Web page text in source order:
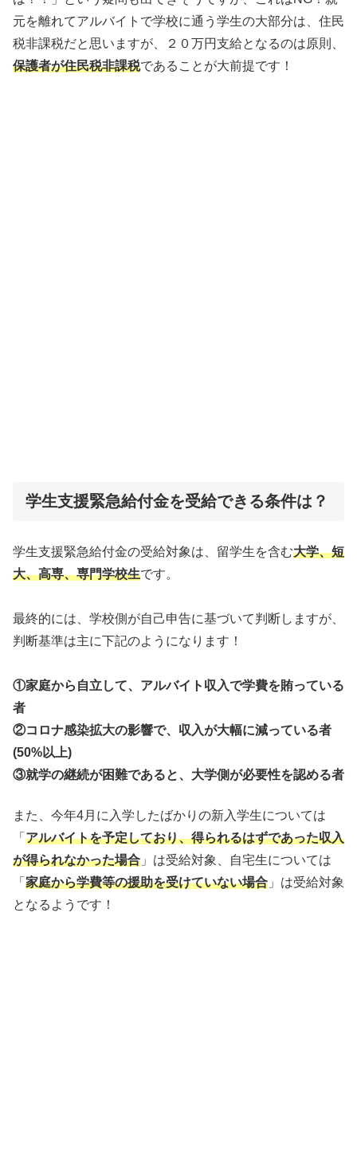
元を離れてアルバイトで学校に通う学生の大部分は、住民
税非課税だと思いますが、２０万円支給となるのは原則、
保護者が住民税非課税であることが大前提です！
学生支援緊急給付金を受給できる条件は？
学生支援緊急給付金の受給対象は、留学生を含む大学、短
大、高専、専門学校生です。
最終的には、学校側が自己申告に基づいて判断しますが、
判断基準は主に下記のようになります！
①家庭から自立して、アルバイト収入で学費を賄っている
者
②コロナ感染拡大の影響で、収入が大幅に減っている者
(50%以上)
③就学の継続が困難であると、大学側が必要性を認める者
また、今年4月に入学したばかりの新入学生については
「 アルバイトを予定しており、得られるはずであった収入
が得られなかった場合 」は受給対象、自宅生については
「 家庭から学費等の援助を受けていない場合 」は受給対象
となるようです！